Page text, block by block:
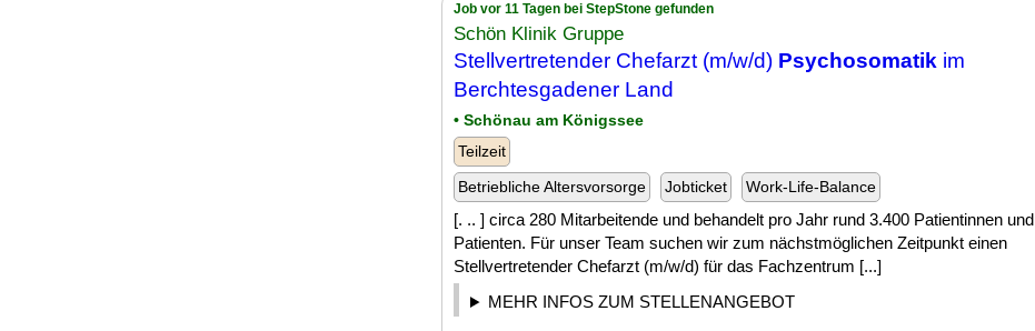
Job vor 11 Tagen bei StepStone gefunden
Schön Klinik Gruppe
Stellvertretender Chefarzt (m/w/d) Psychosomatik im
Berchtesgadener Land
• Schönau am Königssee
Teilzeit
Betriebliche Altersvorsorge
Jobticket Work-Life-Balance
[. .. ] circa 280 Mitarbeitende und behandelt pro Jahr rund 3.400 Patientinnen und
Patienten. Für unser Team suchen wir zum nächstmöglichen Zeitpunkt einen
Stellvertretender Chefarzt (m/w/d) für das Fachzentrum [...]
MEHR INFOS ZUM STELLENANGEBOT